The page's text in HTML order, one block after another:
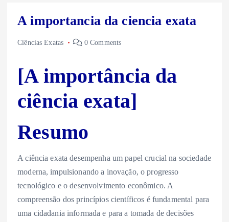
A importancia da ciencia exata
Ciências Exatas 0 Comments
[A importância da
ciência exata]
Resumo
A ciência exata desempenha um papel crucial na sociedade
moderna, impulsionando a inovação, o progresso
tecnológico e o desenvolvimento econômico. A
compreensão dos princípios científicos é fundamental para
uma cidadania informada e para a tomada de decisões